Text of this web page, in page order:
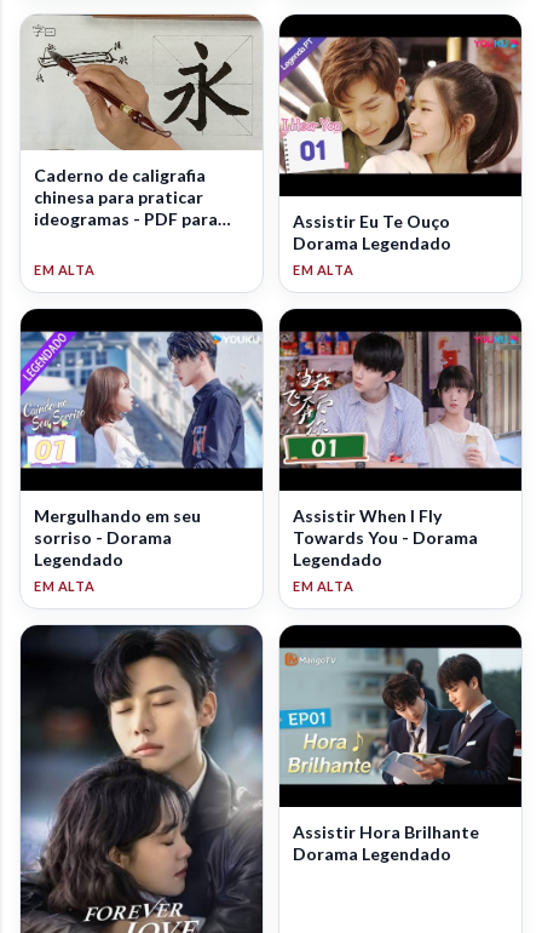
Caderno de caligrafia
chinesa para praticar
ideogramas - PDF para
Assistir Eu Te Ouço
Dorama Legendado
Mergulhando em seu
sorriso - Dorama
Legendado
Assistir When I Fly
Towards You - Dorama
Legendado
Assistir Hora Brilhante
Dorama Legendado